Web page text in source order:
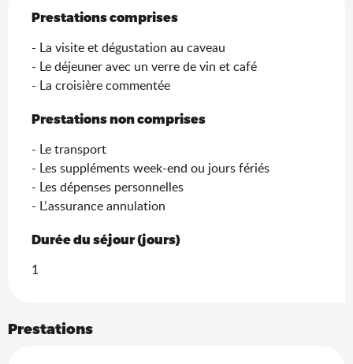
Prestations comprises
Prestations comprises
- La visite et dégustation au caveau
- Le déjeuner avec un verre de vin et café
- La croisière commentée
Prestations non comprises
Prestations non comprises
- Le transport
- Les suppléments week-end ou jours fériés
- Les dépenses personnelles
- L’.assurance annulation
Durée du séjour (jours)
Durée du séjour (jours)
1
Prestations